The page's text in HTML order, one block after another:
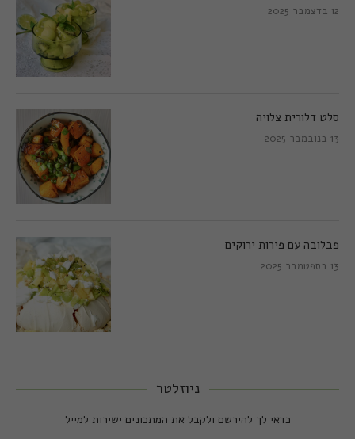
12 בדצמבר 2025
סלט דלורית צלויה
13 בנובמבר 2025
פבלובה עם פירות ירוקים
13 בספטמבר 2025
ניוזלטר
כדאי לך להירשם ולקבל את המתכונים ישירות למייל